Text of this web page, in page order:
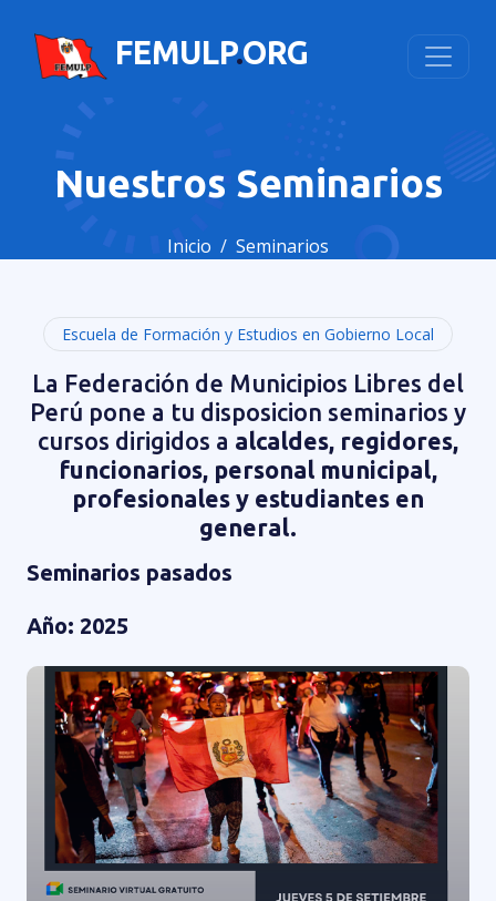
FEMULP.ORG
Nuestros Seminarios
Inicio Seminarios
Escuela de Formación y Estudios en Gobierno Local
La Federación de Municipios Libres del
Perú pone a tu disposicion seminarios y
cursos dirigidos a alcaldes, regidores,
funcionarios, personal municipal,
profesionales y estudiantes en
general.
Seminarios pasados
Año: 2025